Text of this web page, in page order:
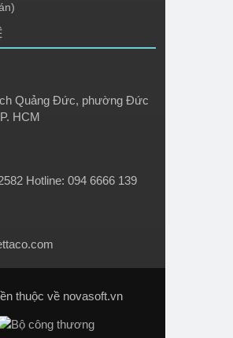
Quảng Đức, phường Đức
HCM
Hotline: 094 6666 139
thuộc về novasoft.vn